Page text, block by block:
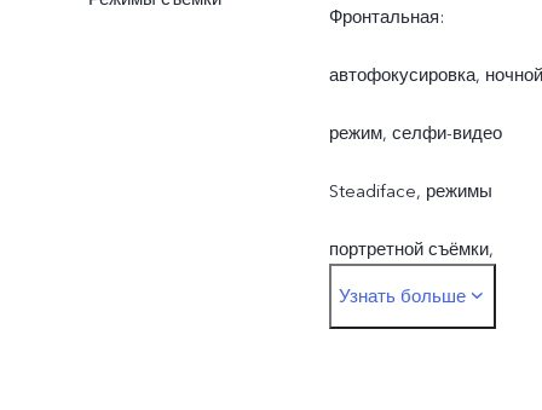
Фронтальная:
автофокусировка, ночной
режим, селфи-видео
Steadiface, режимы
портретной съёмки,
двойная экспозиция,
Узнать больше